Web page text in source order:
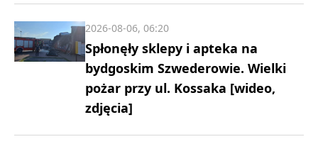
Spłonęły sklepy i apteka na
bydgoskim Szwederowie. Wielki
pożar przy ul. Kossaka [wideo,
zdjęcia]
2026-08-06, 06:20